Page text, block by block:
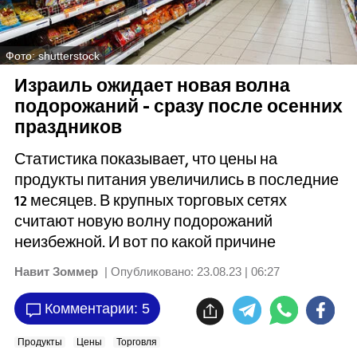
Фото: shutterstock
Израиль ожидает новая волна
подорожаний - сразу после осенних
праздников
Статистика показывает, что цены на
продукты питания увеличились в последние
12 месяцев. В крупных торговых сетях
считают новую волну подорожаний
неизбежной. И вот по какой причине
Навит Зоммер | Опубликовано: 23.08.23 | 06:27
Комментарии: 5
Продукты Цены Торговля